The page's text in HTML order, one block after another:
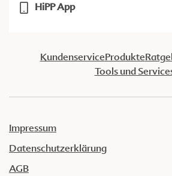
HiPP App
KundenserviceProdukte
Tools und
Impressum
Datenschutzerklärung
AGB